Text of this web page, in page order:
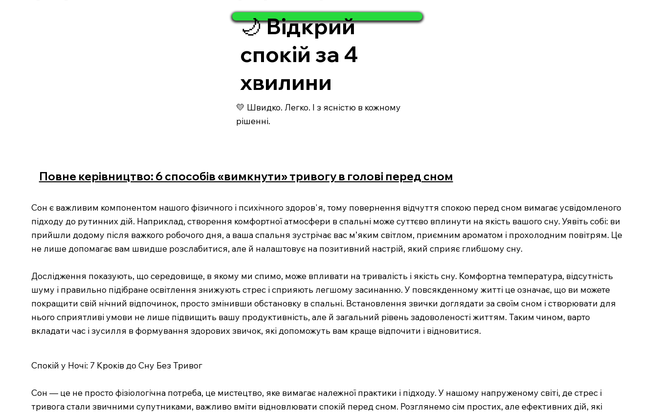
🌙 Відкрий
спокій за 4
хвилини
💛 Швидко. Легко. І з ясністю в кожному
рішенні.
Повне керівництво: 6 способів «вимкнути» тривогу в голові перед сном
Сон є важливим компонентом нашого фізичного і психічного здоров'я, тому повернення відчуття спокою перед сном вимагає усвідомленого
підходу до рутинних дій. Наприклад, створення комфортної атмосфери в спальні може суттєво вплинути на якість вашого сну. Уявіть собі: ви
прийшли додому після важкого робочого дня, а ваша спальня зустрічає вас м’яким світлом, приємним ароматом і прохолодним повітрям. Це
не лише допомагає вам швидше розслабитися, але й налаштовує на позитивний настрій, який сприяє глибшому сну.
Дослідження показують, що середовище, в якому ми спимо, може впливати на тривалість і якість сну. Комфортна температура, відсутність
шуму і правильно підібране освітлення знижують стрес і сприяють легшому засинанню. У повсякденному житті це означає, що ви можете
покращити свій нічний відпочинок, просто змінивши обстановку в спальні. Встановлення звички доглядати за своїм сном і створювати для
нього сприятливі умови не лише підвищить вашу продуктивність, але й загальний рівень задоволеності життям. Таким чином, варто
вкладати час і зусилля в формування здорових звичок, які допоможуть вам краще відпочити і відновитися.
Спокій у Ночі: 7 Кроків до Сну Без Тривог
Сон — це не просто фізіологічна потреба, це мистецтво, яке вимагає належної практики і підходу. У нашому напруженому світі, де стрес і
тривога стали звичними супутниками, важливо вміти відновлювати спокій перед сном. Розглянемо сім простих, але ефективних дій, які